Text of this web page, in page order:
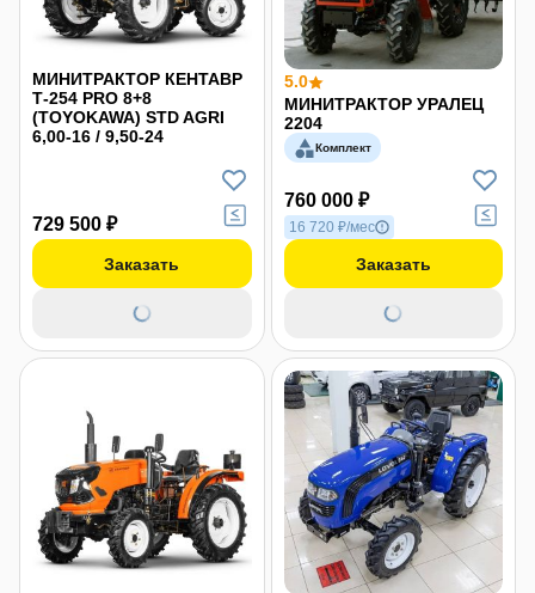
МИНИТРАКТОР КЕНТАВР
Т-254 PRO 8+8
(TOYOKAWA) STD AGRI
6,00-16 / 9,50-24
729 500 ₽
Заказать
5.0
МИНИТРАКТОР УРАЛЕЦ
2204
Комплект
760 000 ₽
16 720 ₽/мес
Заказать